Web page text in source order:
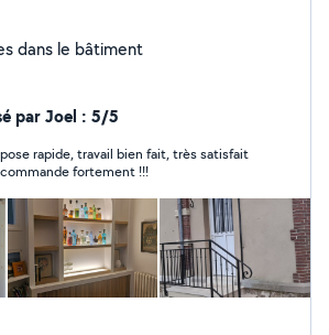
dans le bâtiment
par Joel : 5/5
pose rapide, travail bien fait, très satisfait
fortement !!!